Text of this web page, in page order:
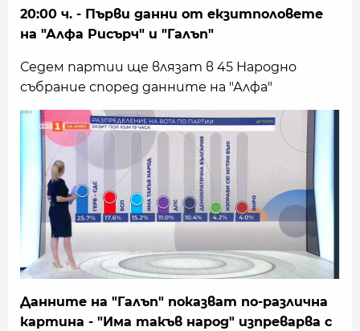
20:00 ч. - Първи данни от екзитполовете
на "Алфа Рисърч" и "Галъп"
Седем партии ще влязат в 45 Народно
събрание според данните на "Алфа"
Данните на "Галъп" показват по-различна
картина - "Има такъв народ" изпреварва с